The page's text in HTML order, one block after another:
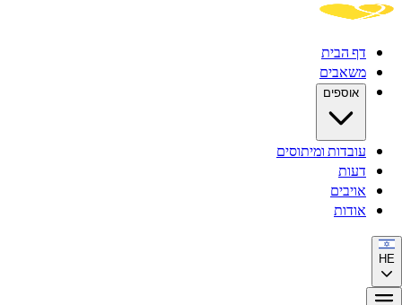
דף הבית
משאבים
אוספים
עובדות ומיתוסים
דעות
אויבים
אודות
HE